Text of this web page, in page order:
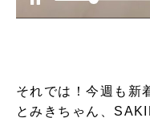
それでは！今週も新
とみきちゃん、